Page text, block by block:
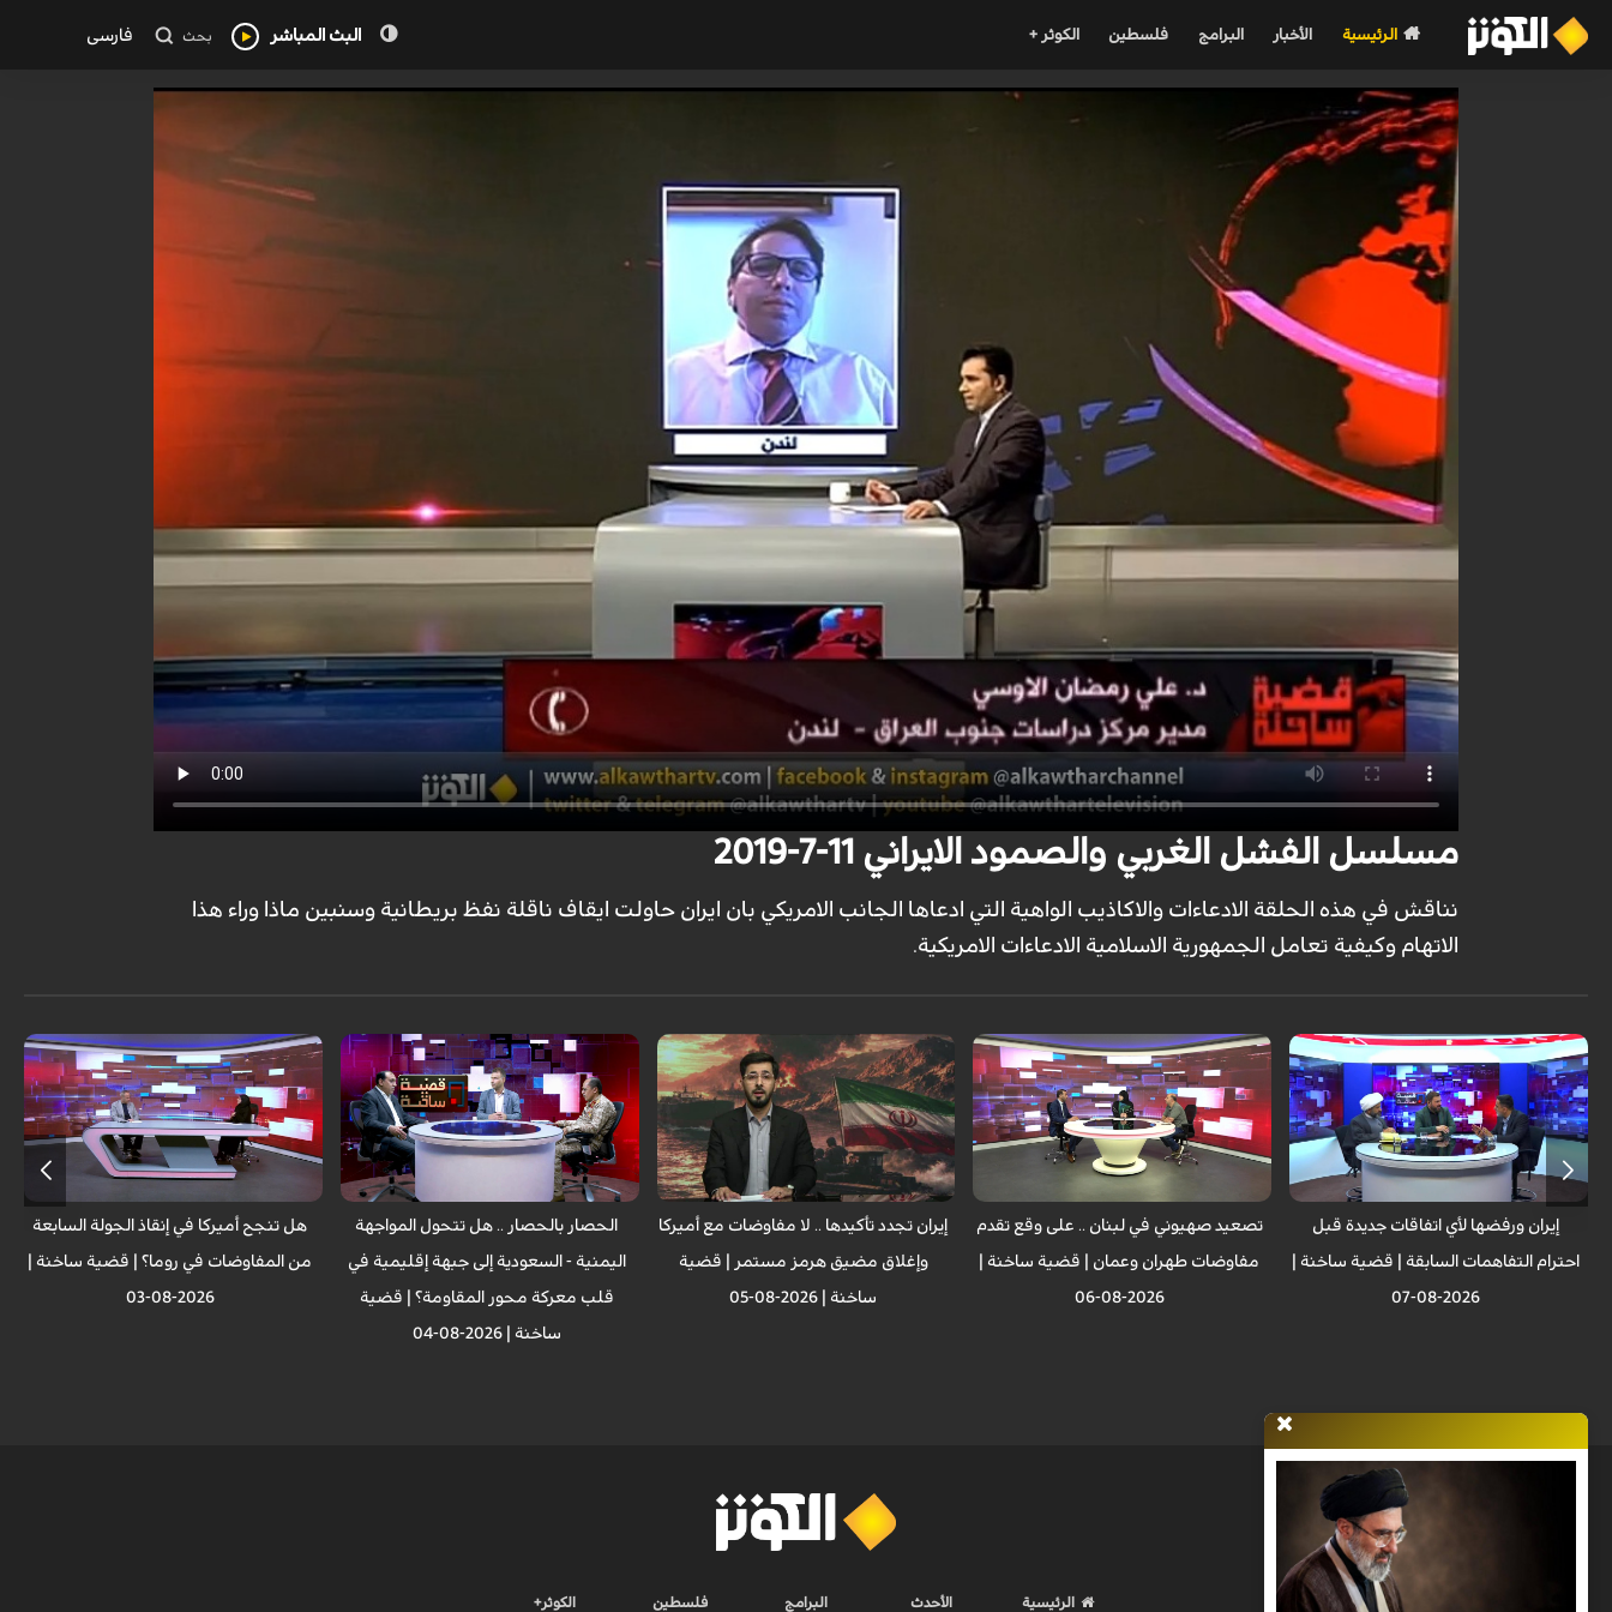
الرئيسية الأخبار البرامج فلسطين الكوثر + البث المباشر بحث فارسی
مسلسل الفشل الغربي والصمود الايراني 11-7-2019
نناقش في هذه الحلقة الادعاءات والاكاذيب الواهية التي ادعاها الجانب الامريكي بان ايران حاولت ايقاف ناقلة نفظ بريطانية وسنبين ماذا وراء هذا
الاتهام وكيفية تعامل الجمهورية الاسلامية الادعاءات الامريكية.
إيران ورفضها لأي اتفاقات جديدة قبل
احترام التفاهمات السابقة | قضية ساخنة |
2026-08-07
تصعيد صهيوني في لبنان .. على وقع تقدم
مفاوضات طهران وعمان | قضية ساخنة |
2026-08-06
إيران تجدد تأكيدها .. لا مفاوضات مع أميركا
وإغلاق مضيق هرمز مستمر | قضية
ساخنة | 2026-08-05
الحصار بالحصار .. هل تتحول المواجهة
اليمنية - السعودية إلى جبهة إقليمية في
قلب معركة محور المقاومة؟ | قضية
ساخنة | 2026-08-04
هل تنجح أميركا في إنقاذ الجولة السابعة
من المفاوضات في روما؟ | قضية ساخنة |
2026-08-03
الرئيسية الأحدث البرامج فلسطين الكوثر+